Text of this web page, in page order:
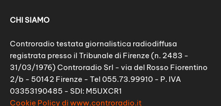
CHI SIAMO
Controradio testata giornalistica radiodiffusa
registrata presso il Tribunale di Firenze (n. 2483 -
31/03/1976) Controradio Srl - via del Rosso Fiorentino
2/b - 50142 Firenze - Tel 055.73.99910 - P. IVA
03353190485 - SDI: M5UXCR1
Cookie Policy di www.controradio.it